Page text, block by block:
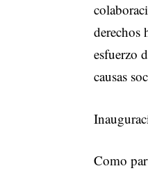
derechos
esfuerzo
causas
Como